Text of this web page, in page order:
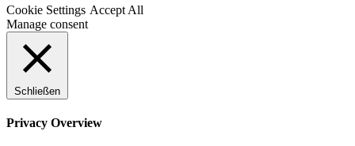
Cookie Settings Accept All
Manage consent
Schließen
Privacy Overview